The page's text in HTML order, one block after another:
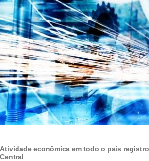
Atividade econômica em todo o país
Central